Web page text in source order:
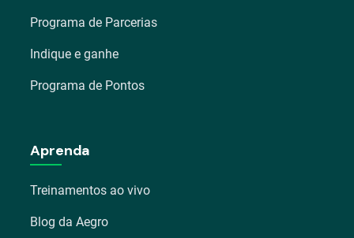
Programa de Parcerias
Indique e ganhe
Programa de Pontos
Aprenda
Treinamentos ao vivo
Blog da Aegro